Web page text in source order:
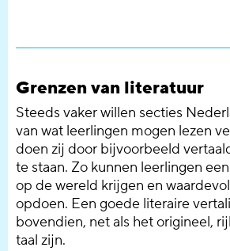
Grenzen van literatuur
Steeds vaker willen secties
van wat leerlingen mogen lezen
doen zij door bijvoorbeeld
te staan. Zo kunnen leerlingen
op de wereld krijgen en
opdoen. Een goede literaire
bovendien, net als het origineel,
taal zijn.